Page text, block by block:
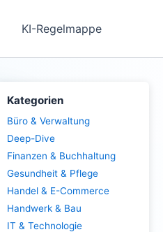
KI-Regelmappe
Kategorien
Büro & Verwaltung
Deep-Dive
Finanzen & Buchhaltung
Gesundheit & Pflege
Handel & E-Commerce
Handwerk & Bau
IT & Technologie